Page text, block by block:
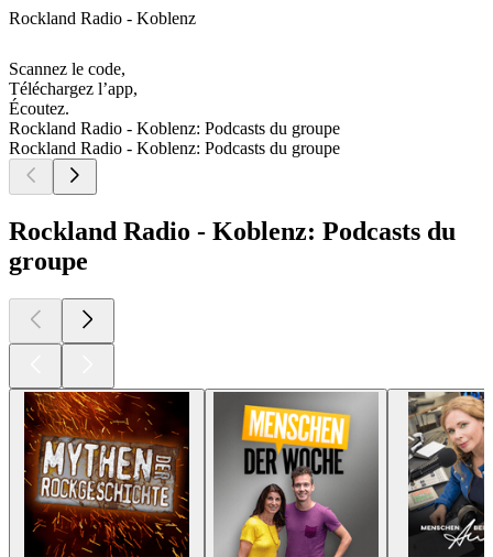
Rockland Radio - Koblenz
Scannez le code,
Téléchargez l’app,
Écoutez.
Rockland Radio - Koblenz: Podcasts du groupe
Rockland Radio - Koblenz: Podcasts du groupe
Rockland Radio - Koblenz: Podcasts du
groupe